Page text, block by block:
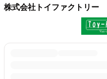
株式会社トイファクトリー